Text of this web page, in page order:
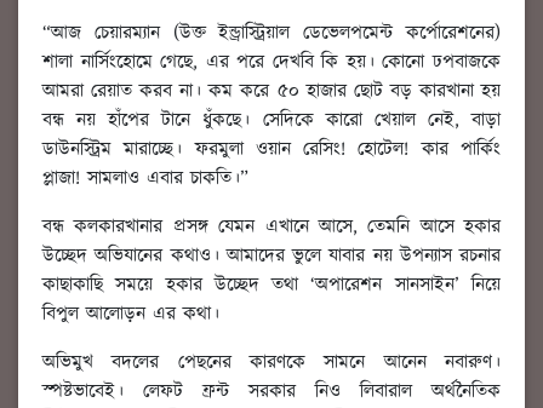
“আজ চেয়ারম্যান (উক্ত ইন্ড্রাস্ট্রিয়াল ডেভেলপমেন্ট কর্পোরেশনের)
শালা নার্সিংহোমে গেছে, এর পরে দেখবি কি হয়। কোনো ঢপবাজকে
আমরা রেয়াত করব না। কম করে ৫০ হাজার ছোট বড় কারখানা হয়
বন্ধ নয় হাঁপের টানে ধুঁকছে। সেদিকে কারো খেয়াল নেই, বাড়া
ডাউনস্ট্রিম মারাচ্ছে। ফরমুলা ওয়ান রেসিং! হোটেল! কার পার্কিং
প্লাজা! সামলাও এবার চাকতি।”
বন্ধ কলকারখানার প্রসঙ্গ যেমন এখানে আসে, তেমনি আসে হকার
উচ্ছেদ অভিযানের কথাও। আমাদের ভুলে যাবার নয় উপন্যাস রচনার
কাছাকাছি সময়ে হকার উচ্ছেদ তথা ‘অপারেশন সানসাইন’ নিয়ে
বিপুল আলোড়ন এর কথা।
অভিমুখ বদলের পেছনের কারণকে সামনে আনেন নবারুণ।
স্পষ্টভাবেই। লেফট ফ্রন্ট সরকার নিও লিবারাল অর্থনৈতিক